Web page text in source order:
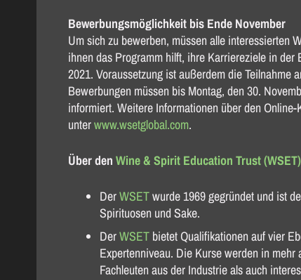
Bewerbungsmöglichkeit bis Ende November
Um sich zu bewerben, müssen alle interessierten
ihnen das Programm hilft, ihre Karriereziele in
2021. Voraussetzung ist außerdem die Teilnahme
Bewerbungen müssen bis Montag, den 30.
informiert. Weitere Informationen über den
unterwww.wsetglobal.com.
Über den Wine & Spirit Education Trust (WSET)
DerWSETwurde 1969 gegründet und ist
Spirituosen und Sake.
DerWSET bietet Qualifikationen auf vier
Expertenniveau. Die Kurse werden in
Fachleuten aus der Industrie als auch